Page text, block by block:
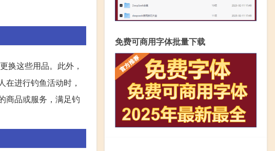
换这些用品。此外，
进行钓鱼活动时，
商品或服务，满足钓
免费可商用字体批量下载